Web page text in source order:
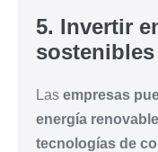
5. Invertir
sostenibles
Las empresas
energía
tecnologías de